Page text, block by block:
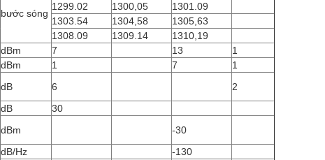
bước sóng
1299.02 1300,05
1301.09
1303.54 1304,58
1305,63
1308.09 1309.14
1310,19
dBm 7 13
1
dBm 1 7
1
dB 6
2
dB
30
dBm
-30
dB/Hz
-130